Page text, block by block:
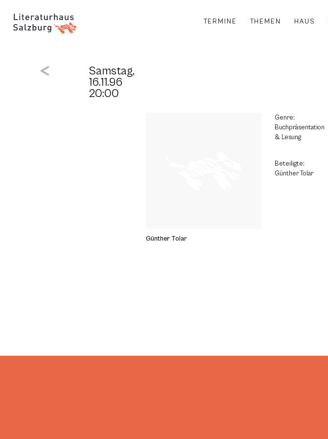
TERMINE THEMEN HAUS
Samstag,
16.11.96
20:00
Günther Tolar
Genre:
Buchpräsentation
& Lesung
Beteiligte:
Günther Tolar